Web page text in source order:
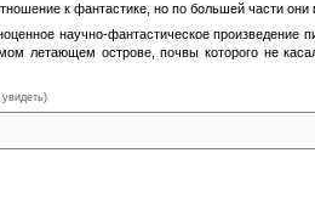
к фантастике, но по большей части они
научно-фантастическое произведение
летающем острове, почвы которого не